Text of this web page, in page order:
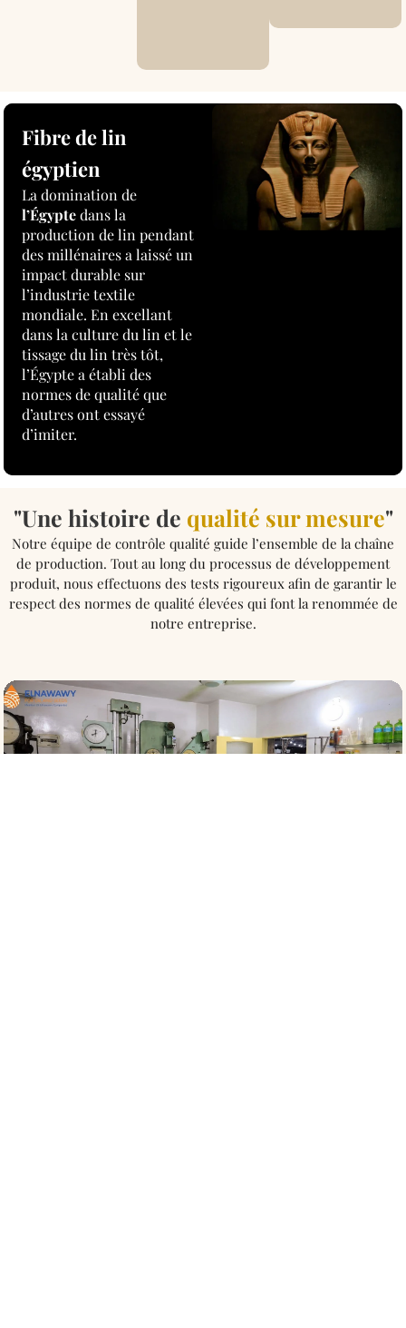
Fibre de lin
égyptien
La domination de
l’Égyptedans la
production de lin pendant
des millénaires a laissé un
impact durable sur
l’industrie textile
mondiale. En excellant
dans la culture du lin et le
tissage du lin très tôt,
l’Égypte a établi des
normes de qualité que
d’autres ont essayé
d’imiter.
"Une histoire de qualité sur mesure"
Notre équipe de contrôle qualité guide l’ensemble de la chaîne
de production. Tout au long du processus de développement
produit, nous effectuons des tests rigoureux afin de garantir le
respect des normes de qualité élevées qui font la renommée de
notre entreprise.